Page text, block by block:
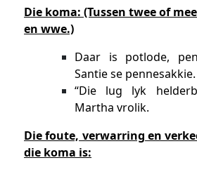
Die koma: (Tussen twee of
en wwe.)
Daar is potlode,
Santie se pennesakkie.
“Die lug lyk
Martha vrolik.
Die foute, verwarring en
die koma is: